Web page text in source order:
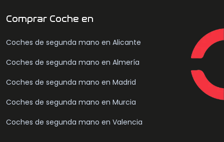
Comprar Coche en
Coches de segunda mano en Alicante
Coches de segunda mano en Almería
Coches de segunda mano en Madrid
Coches de segunda mano en Murcia
Coches de segunda mano en Valencia